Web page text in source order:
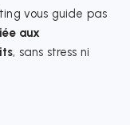
vous guide pas
aux
, sans stress ni